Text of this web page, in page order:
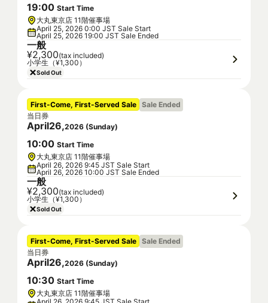
19:00 Start Time
大丸東京店 11階催事場
April 25, 2026 0:00 JST Sale Start
April 25, 2026 19:00 JST Sale Ended
一般
¥2,300(tax included)
小学生（¥1,300）
Sold Out
First-Come, First-Served Sale Sale Ended
当日券
April26,2026 (Sunday)
10:00 Start Time
大丸東京店 11階催事場
April 26, 2026 9:45 JST Sale Start
April 26, 2026 10:00 JST Sale Ended
一般
¥2,300(tax included)
小学生（¥1,300）
Sold Out
First-Come, First-Served Sale Sale Ended
当日券
April26,2026 (Sunday)
10:30 Start Time
大丸東京店 11階催事場